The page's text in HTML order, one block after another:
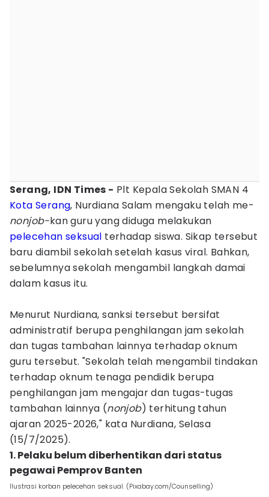
Serang, IDN Times - Plt Kepala Sekolah SMAN 4
Kota Serang, Nurdiana Salam mengaku telah me-
nonjob-kan guru yang diduga melakukan
pelecehan seksual terhadap siswa. Sikap tersebut
baru diambil sekolah setelah kasus viral. Bahkan,
sebelumnya sekolah mengambil langkah damai
dalam kasus itu.
Menurut Nurdiana, sanksi tersebut bersifat
administratif berupa penghilangan jam sekolah
dan tugas tambahan lainnya terhadap oknum
guru tersebut. "Sekolah telah mengambil tindakan
terhadap oknum tenaga pendidik berupa
penghilangan jam mengajar dan tugas-tugas
tambahan lainnya (nonjob) terhitung tahun
ajaran 2025-2026," kata Nurdiana, Selasa
(15/7/2025).
1. Pelaku belum diberhentikan dari status
pegawai Pemprov Banten
Ilustrasi korban pelecehan seksual. (Pixabay.com/Counselling)